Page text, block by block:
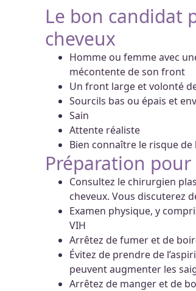
Le bon candidat
cheveux
Homme ou femme avec
mécontente de son front
Un front large et volonté
Sourcils bas ou épais et
Sain
Attente réaliste
Bien connaître le risque
Préparation
Consultez le chirurgien
cheveux. Vous discuterez
Examen physique, y
VIH
Arrêtez de fumer et de
Évitez de prendre de
peuvent augmenter les
Arrêtez de manger et de